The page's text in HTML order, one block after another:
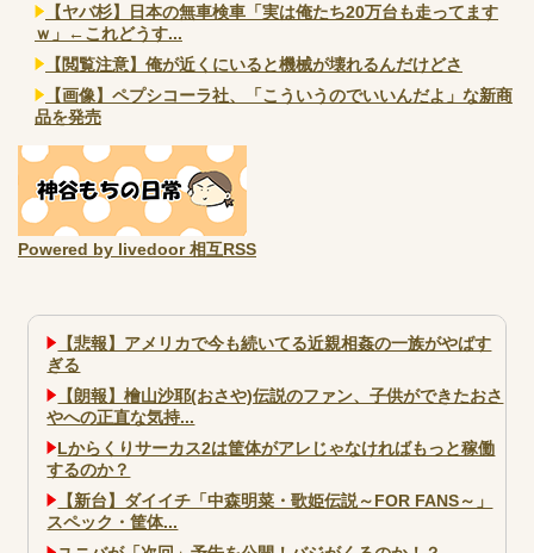
【ヤバ杉】日本の無車検車「実は俺たち20万台も走ってます
ｗ」←これどうす...
【閲覧注意】俺が近くにいると機械が壊れるんだけどさ
【画像】ペプシコーラ社、「こういうのでいいんだよ」な新商
品を発売
Powered by livedoor 相互RSS
【悲報】アメリカで今も続いてる近親相姦の一族がやばす
ぎる
【朗報】檜山沙耶(おさや)伝説のファン、子供ができたおさ
やへの正直な気持...
Lからくりサーカス2は筐体がアレじゃなければもっと稼働
するのか？
【新台】ダイイチ「中森明菜・歌姫伝説～FOR FANS～」
スペック・筐体...